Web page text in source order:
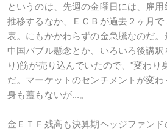
というのは、先週の金曜日には、雇
推移するなか、ＥＣＢが過去２ヶ月
表。にもかかわらずの金急騰なのだ
中国バブル懸念とか、いろいろ後講
り)筋が売り込んでいたので、"変わり
だ。マーケットのセンチメントが変
身も蓋もないが...。
金ＥＴＦ残高も決算期ヘッジファンド